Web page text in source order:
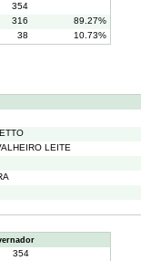
354
316
89.27%
38 10.73%
LEITE
354